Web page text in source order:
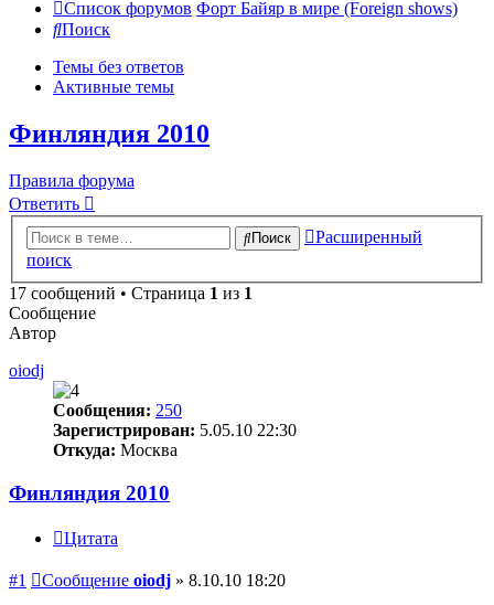
Список форумов Форт Байяр в мире (Foreign shows)
Поиск
Темы без ответов
Активные темы
Финляндия 2010
Правила форума
Ответить
Поиск
Расширенный
поиск
17 сообщений • Страница 1 из 1
Сообщение
Автор
oiodj
Сообщения: 250
Зарегистрирован: 5.05.10 22:30
Откуда: Москва
Финляндия 2010
Цитата
#1 Сообщение oiodj » 8.10.10 18:20